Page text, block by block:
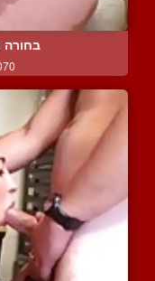
6070